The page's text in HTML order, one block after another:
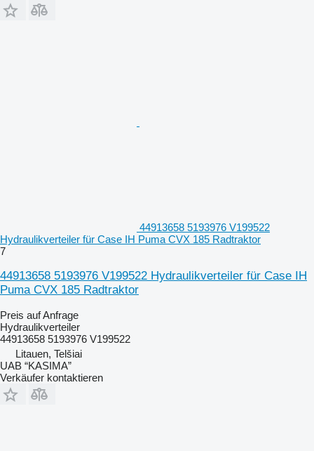
44913658 5193976 V199522
Hydraulikverteiler für Case IH Puma CVX 185 Radtraktor
7
44913658 5193976 V199522 Hydraulikverteiler für Case IH
Puma CVX 185 Radtraktor
Preis auf Anfrage
Hydraulikverteiler
44913658 5193976 V199522
Litauen, Telšiai
UAB “KASIMA”
Verkäufer kontaktieren